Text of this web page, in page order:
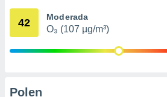
mediante
42 Moderada
O₃ (107 µg/m³)
Polen